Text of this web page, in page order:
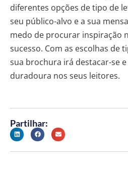
diferentes opções de tipo de
seu público-alvo e a sua
medo de procurar inspiração
sucesso. Com as escolhas de
sua brochura irá destacar-se
duradoura nos seus leitores.
Partilhar: